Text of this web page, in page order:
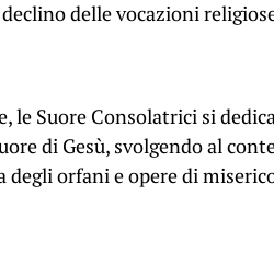
delle vocazioni
le Suore Consolatrici si
di Gesù, svolgendo al
degli orfani e opere di